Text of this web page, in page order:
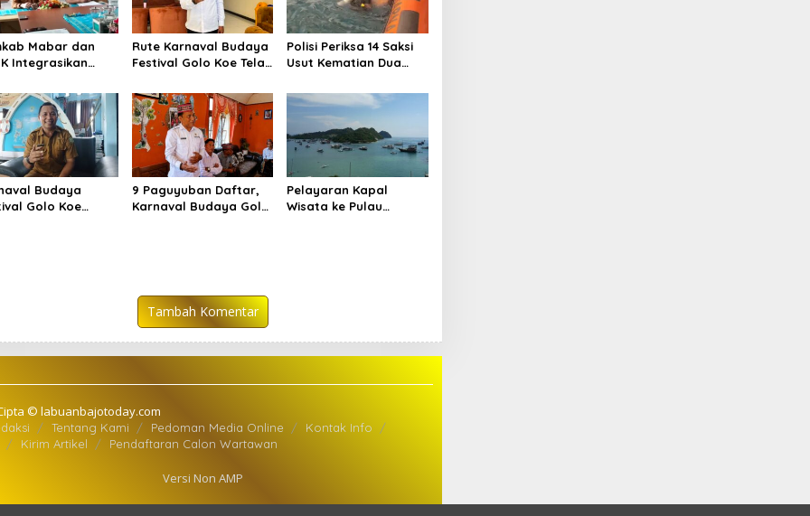
Mabar dan
Integrasikan
Rute Karnaval Budaya
Festival Golo Koe Telah
Jalurnya
Polisi Periksa 14 Saksi
Usut Kematian Dua
Pulau Kelor
Budaya
Golo Koe
9 Paguyuban Daftar,
Karnaval Budaya Golo
Pelayaran Kapal
Wisata ke Pulau
Tambah Komentar
© labuanbajotoday.com
Tentang Kami Pedoman Media Online
Kontak Info
Kirim Artikel Pendaftaran Calon Wartawan
Versi Non AMP